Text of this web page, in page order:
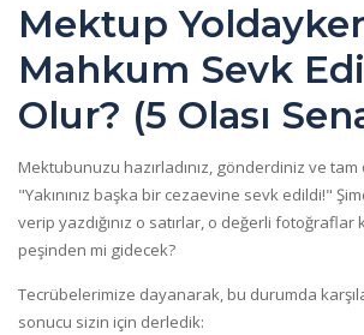
Mektup
Mahkum Sevk
Olur? (5 Olası
Mektubunuzu hazırladınız, gönderdiniz ve
"Yakınınız başka bir cezaevine sevk edildi!"
verip yazdığınız o satırlar, o değerli fotoğraflar
peşinden mi gidecek?
Tecrübelerimize dayanarak, bu durumda
sonucu sizin için derledik: